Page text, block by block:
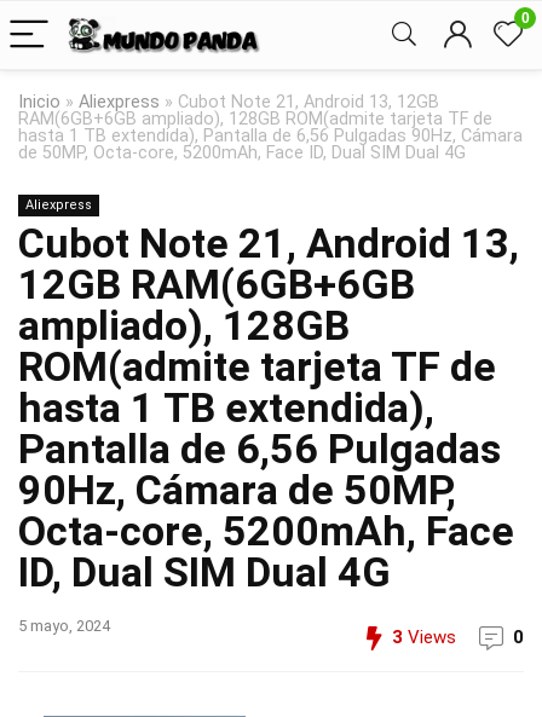
0
Inicio » Aliexpress » Cubot Note 21, Android 13, 12GB
RAM(6GB+6GB ampliado), 128GB ROM(admite tarjeta TF de
hasta 1 TB extendida), Pantalla de 6,56 Pulgadas 90Hz, Cámara
de 50MP, Octa-core, 5200mAh, Face ID, Dual SIM Dual 4G
Aliexpress
Cubot Note 21, Android 13,
12GB RAM(6GB+6GB
ampliado), 128GB
ROM(admite tarjeta TF de
hasta 1 TB extendida),
Pantalla de 6,56 Pulgadas
90Hz, Cámara de 50MP,
Octa-core, 5200mAh, Face
ID, Dual SIM Dual 4G
5 mayo, 2024
3 Views 0